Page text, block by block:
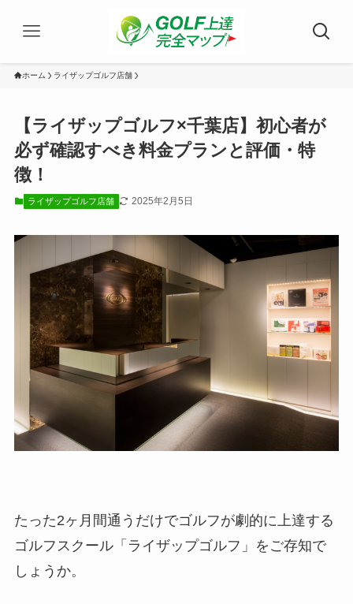
ホーム ライザップゴルフ店舗
【ライザップゴルフ×千葉店】初心者が
必ず確認すべき料金プランと評価・特
徴！
ライザップゴルフ店舗 2025年2月5日
たった2ヶ月間通うだけでゴルフが劇的に上達する
ゴルフスクール「ライザップゴルフ」をご存知で
しょうか。